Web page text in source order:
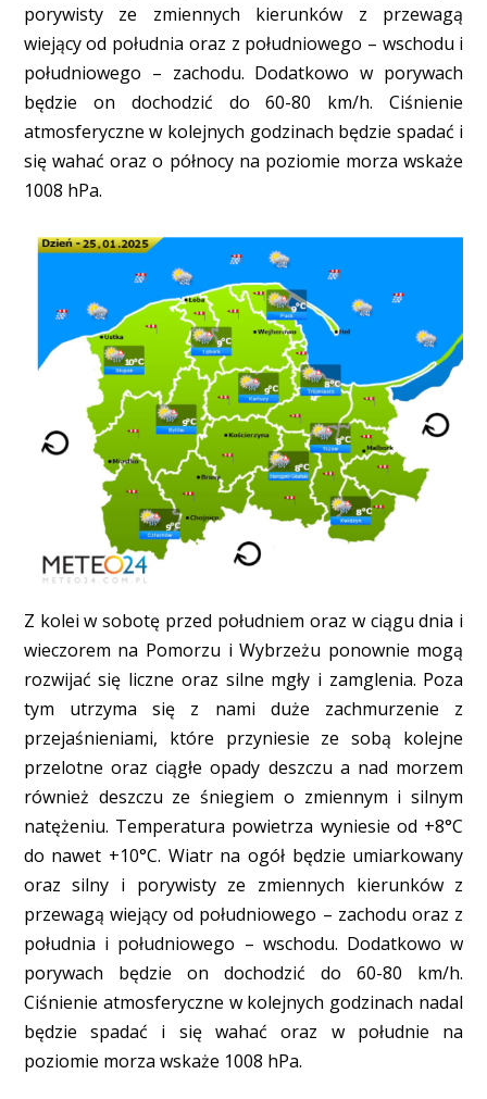
porywisty ze zmiennych kierunków z przewagą
wiejący od południa oraz z południowego – wschodu i
południowego – zachodu. Dodatkowo w porywach
będzie on dochodzić do 60-80 km/h. Ciśnienie
atmosferyczne w kolejnych godzinach będzie spadać i
się wahać oraz o północy na poziomie morza wskaże
1008 hPa.
Z kolei w sobotę przed południem oraz w ciągu dnia i
wieczorem na Pomorzu i Wybrzeżu ponownie mogą
rozwijać się liczne oraz silne mgły i zamglenia. Poza
tym utrzyma się z nami duże zachmurzenie z
przejaśnieniami, które przyniesie ze sobą kolejne
przelotne oraz ciągłe opady deszczu a nad morzem
również deszczu ze śniegiem o zmiennym i silnym
natężeniu. Temperatura powietrza wyniesie od +8°C
do nawet +10°C. Wiatr na ogół będzie umiarkowany
oraz silny i porywisty ze zmiennych kierunków z
przewagą wiejący od południowego – zachodu oraz z
południa i południowego – wschodu. Dodatkowo w
porywach będzie on dochodzić do 60-80 km/h.
Ciśnienie atmosferyczne w kolejnych godzinach nadal
będzie spadać i się wahać oraz w południe na
poziomie morza wskaże 1008 hPa.